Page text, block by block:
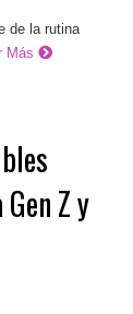
de la rutina
Más
Z y